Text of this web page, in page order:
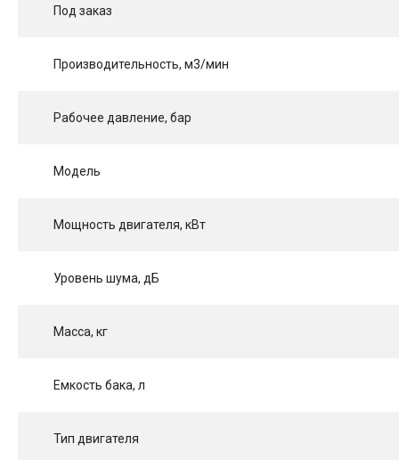
Под заказ
Производительность, м3/мин
Рабочее давление, бар
Модель
Мощность двигателя, кВт
Уровень шума, дБ
Масса, кг
Емкость бака, л
Тип двигателя